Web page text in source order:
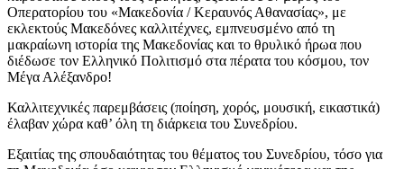
Οπερατορίου του «Μακεδονία / Κεραυνός Αθανασίας», με
εκλεκτούς Μακεδόνες καλλιτέχνες, εμπνευσμένο από τη
μακραίωνη ιστορία της Μακεδονίας και το θρυλικό ήρωα που
διέδωσε τον Ελληνικό Πολιτισμό στα πέρατα του κόσμου, τον
Μέγα Αλέξανδρο!
Καλλιτεχνικές παρεμβάσεις (ποίηση, χορός, μουσική, εικαστικά)
έλαβαν χώρα καθ’ όλη τη διάρκεια του Συνεδρίου.
Εξαιτίας της σπουδαιότητας του θέματος του Συνεδρίου, τόσο για